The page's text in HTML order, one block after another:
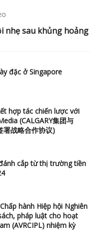
nhẹ sau khủng hoảng
đặc ở Singapore
hợp tác chiến lược với
(CALGARY集团与
署战略合作协议)
cắp từ thị trường tiền
hành Hiệp hội Nghiên
pháp luật cho hoạt
(AVRCIPL) nhiệm kỳ